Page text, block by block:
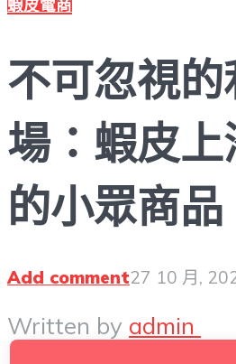
蝦皮電商
不可忽視
場：蝦皮
的小眾商品
Add comment27 10 月,
Written by admin